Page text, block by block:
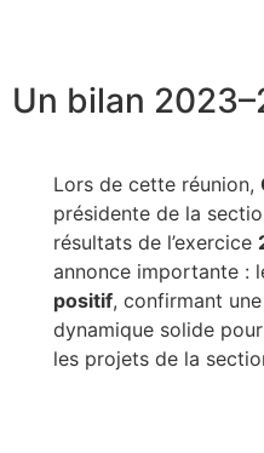
Un bilan
Lors de cette réunion,
présidente de la
résultats de l’exercice
annonce importante :
positif, confirmant
dynamique solide
les projets de la